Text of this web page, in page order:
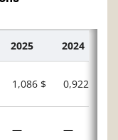
2025 2024
1,086 $ 0,922 $
— —